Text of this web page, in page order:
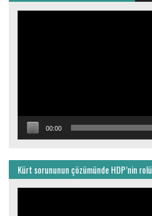
00:00
Kürt sorununun çözümünde HDP’nin rolü